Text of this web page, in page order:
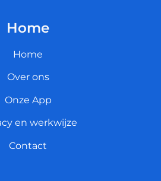
Home
Home
Over ons
Onze App
en werkwijze
Contact